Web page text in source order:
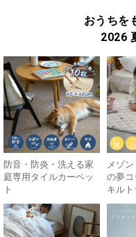
おうちを
2026
防音・防炎・洗える家
庭専用タイルカーペッ
ト
メゾ
の夢コ
キル